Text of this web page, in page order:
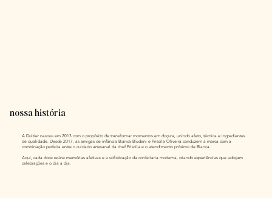
nossa história
A Dultier nasceu em 2013 com o propósito de transformar momentos em doçura, unindo afeto, técnica e ingredientes
de qualidade. Desde 2017, as amigas de infância Bianca Bludeni e Priscila Oliveira conduzem a marca com a
combinação perfeita entre o cuidado artesanal da chef Priscila e o atendimento próximo de Bianca.
Aqui, cada doce reúne memórias afetivas e a sofisticação da confeitaria moderna, criando experiências que adoçam
celebrações e o dia a dia.